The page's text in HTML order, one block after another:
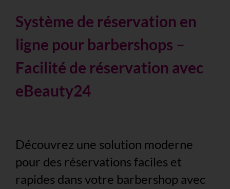
Système de réservation en
ligne pour barbershops –
Facilité de réservation avec
eBeauty24
Découvrez une solution moderne
pour des réservations faciles et
rapides dans votre barbershop avec